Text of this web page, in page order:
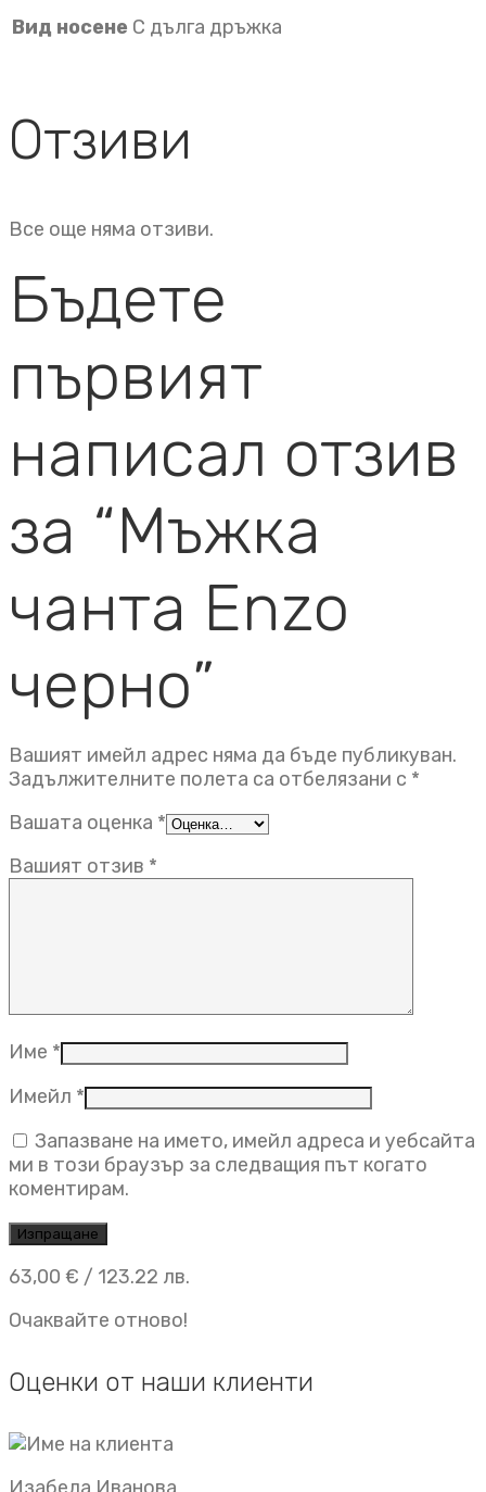
Вид носене С дълга дръжка
Отзиви
Все още няма отзиви.
Бъдете
първият
написал отзив
за “Мъжка
чанта Enzo
черно”
Вашият имейл адрес няма да бъде публикуван.
Задължителните полета са отбелязани с *
Вашата оценка *
Вашият отзив *
Име *
Имейл *
Запазване на името, имейл адреса и уебсайта
ми в този браузър за следващия път когато
коментирам.
63,00 € / 123.22 лв.
Очаквайте отново!
Оценки от наши клиенти